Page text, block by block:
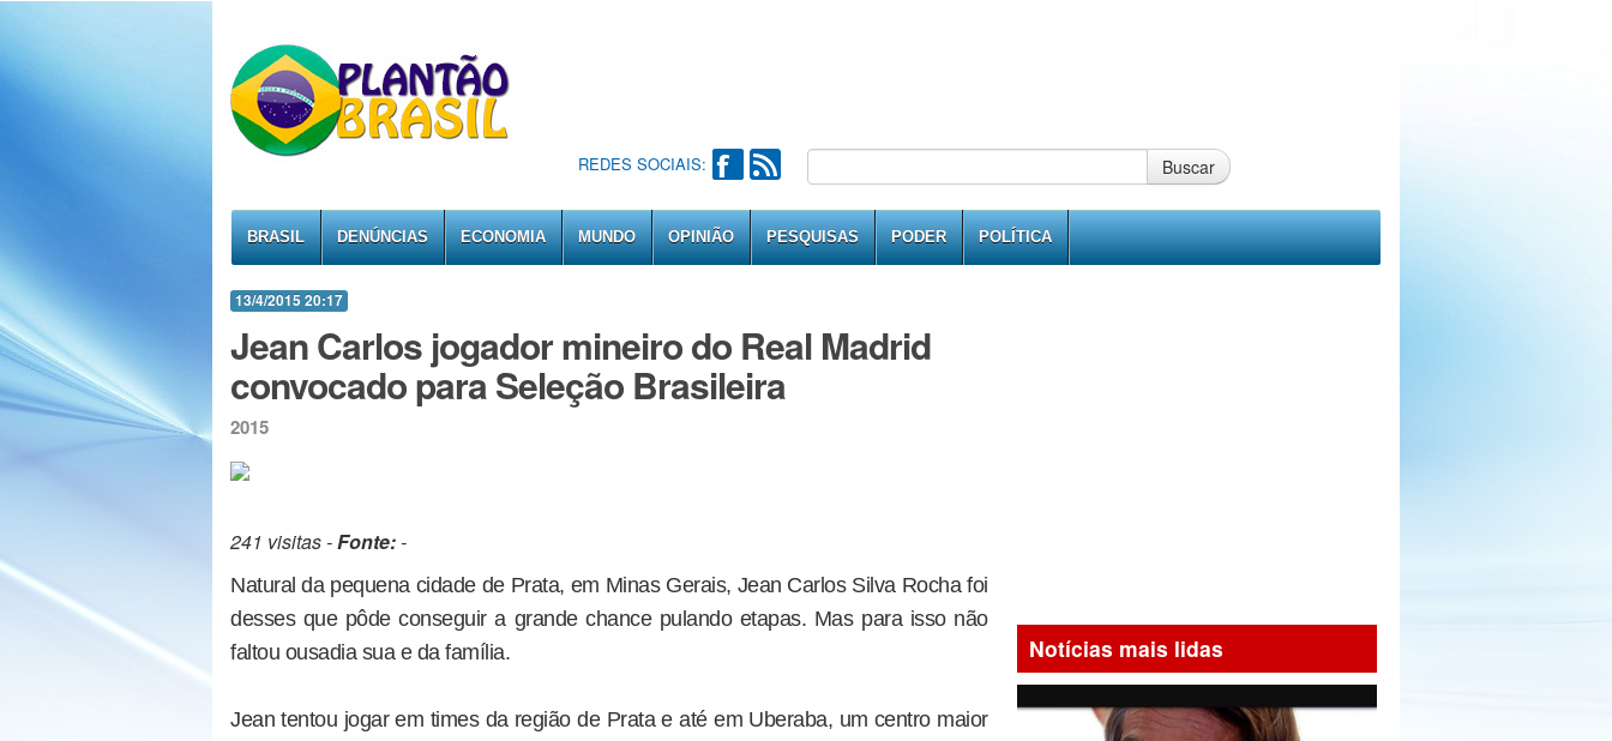
REDES SOCIAIS: Buscar
BRASIL DENÚNCIAS ECONOMIA MUNDO OPINIÃO PESQUISAS PODER POLÍTICA
13/4/2015 20:17
Jean Carlos jogador mineiro do Real Madrid
convocado para Seleção Brasileira
2015
241 visitas -Fonte:-
Natural da pequena cidade de Prata, em Minas Gerais, Jean Carlos Silva Rocha foi
desses que pôde conseguir a grande chance pulando etapas. Mas para isso não
faltou ousadia sua e da família.
Jean tentou jogar em times da região de Prata e até em Uberaba, um centro maior
Notícias mais lidas